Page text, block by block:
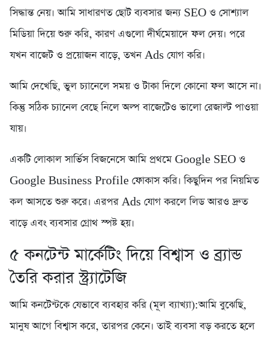
সিদ্ধান্ত নেয়। আমি সাধারণত ছোট ব্যবসার জন্য SEO ও সোশ্যাল
মিডিয়া দিয়ে শুরু করি, কারণ এগুলো দীর্ঘমেয়াদে ফল দেয়। পরে
যখন বাজেট ও প্রয়োজন বাড়ে, তখন Ads যোগ করি।
আমি দেখেছি, ভুল চ্যানেলে সময় ও টাকা দিলে কোনো ফল আসে না।
কিন্তু সঠিক চ্যানেল বেছে নিলে অল্প বাজেটেও ভালো রেজাল্ট পাওয়া
যায়।
একটি লোকাল সার্ভিস বিজনেসে আমি প্রথমে Google SEO ও
Google Business Profile ফোকাস করি। কিছুদিন পর নিয়মিত
কল আসতে শুরু করে। এরপর Ads যোগ করলে লিড আরও দ্রুত
বাড়ে এবং ব্যবসার গ্রোথ স্পষ্ট হয়।
৫️ কনটেন্ট মার্কেটিং দিয়ে বিশ্বাস ও ব্র্যান্ড
তৈরি করার স্ট্র্যাটেজি
আমি কনটেন্টকে যেভাবে ব্যবহার করি (মূল ব্যাখ্যা):আমি বুঝেছি,
মানুষ আগে বিশ্বাস করে, তারপর কেনে। তাই ব্যবসা বড় করতে হলে